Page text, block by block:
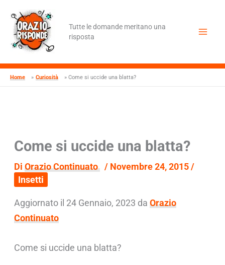
contenuto
Tutte le domande meritano una
risposta
Home Curiosità Come si uccide una blatta?
Come si uccide una blatta?
DiOrazio Continuato / Novembre 24, 2015/
Insetti
Aggiornato il 24 Gennaio, 2023 daOrazio
Continuato
Come si uccide una blatta?